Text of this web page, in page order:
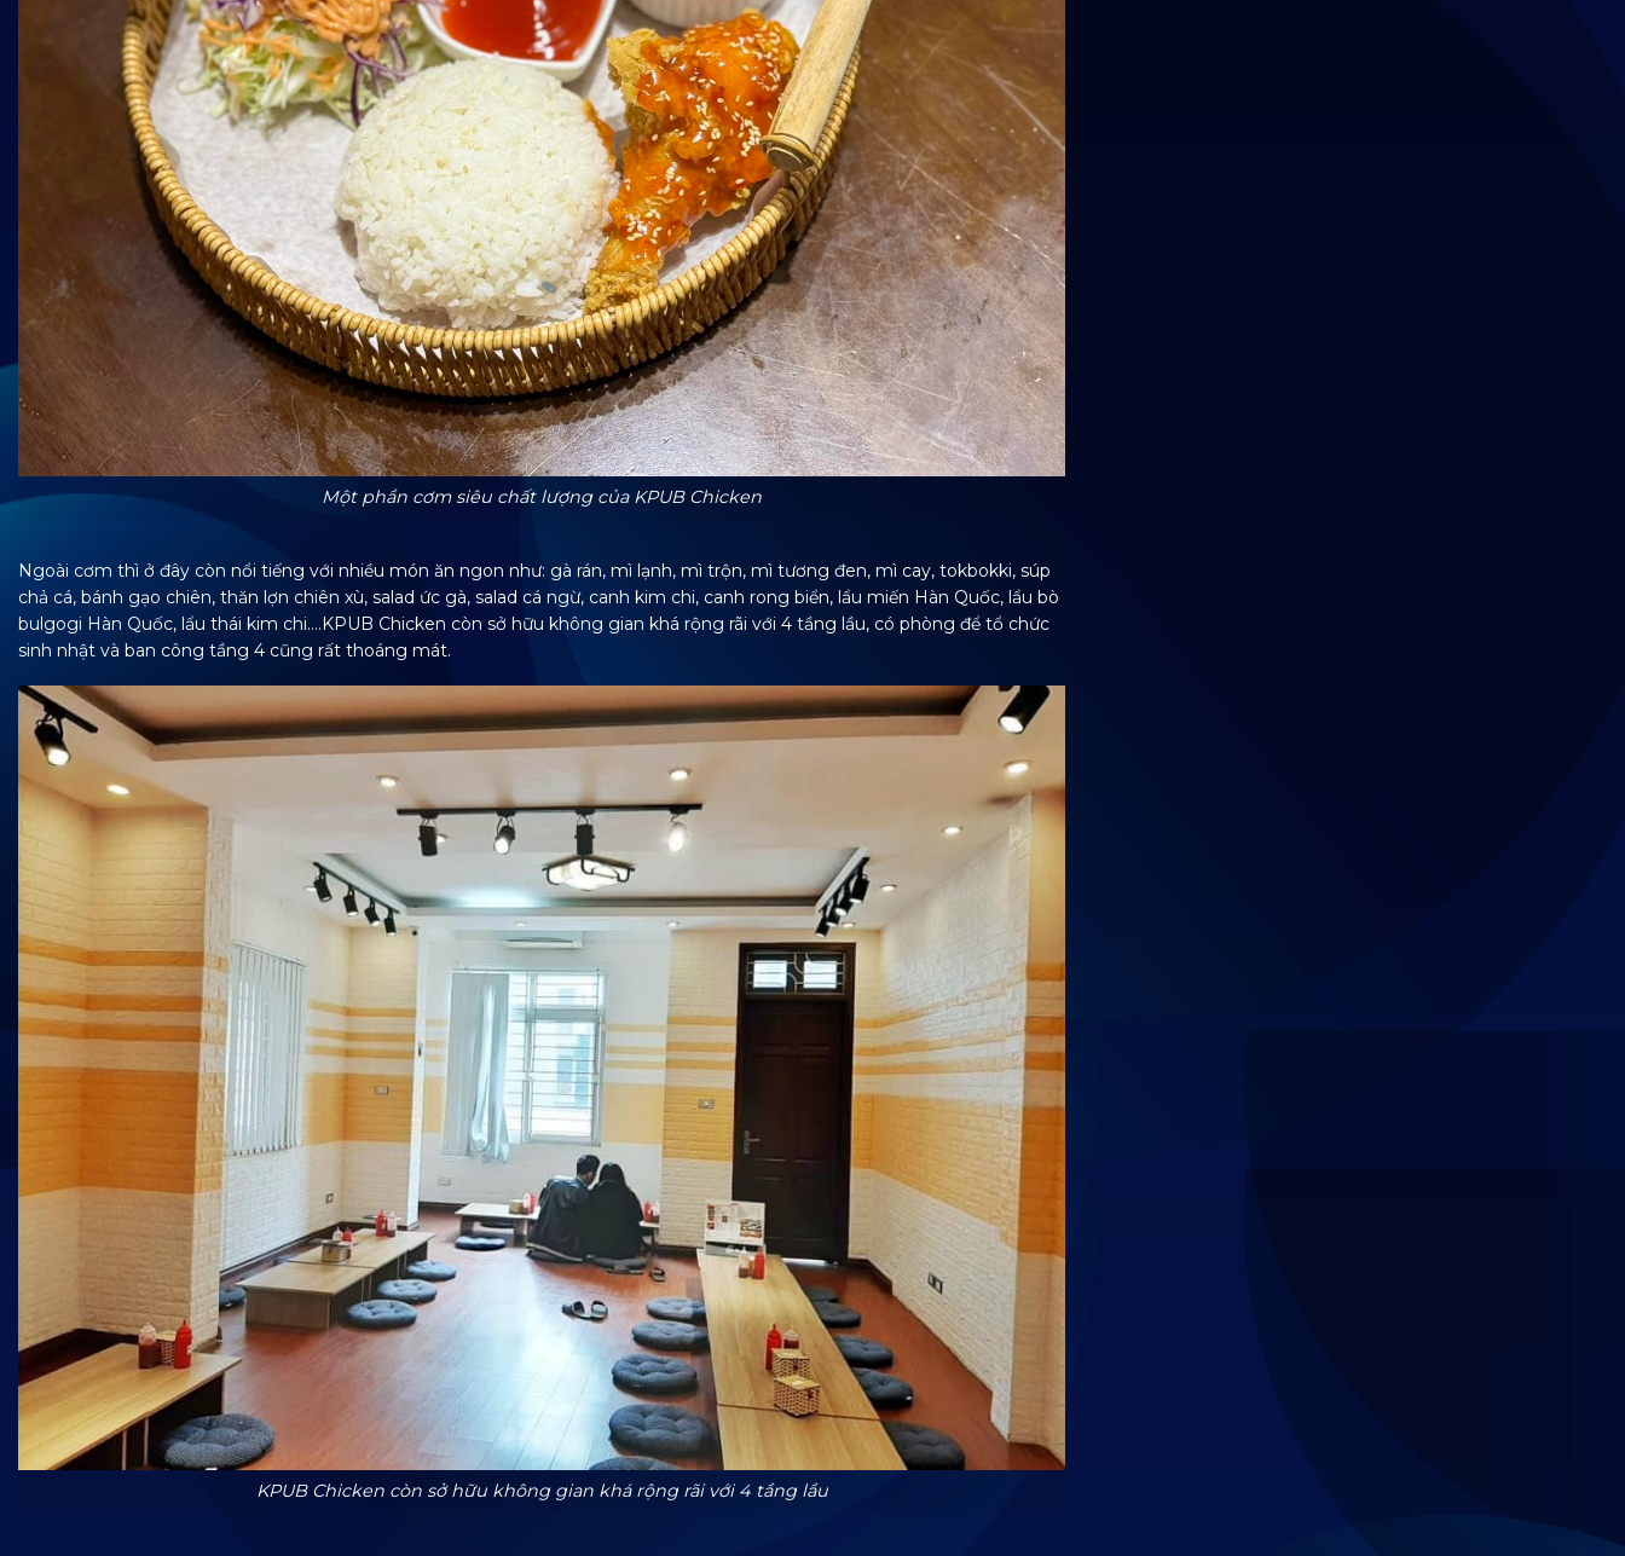
Một phần cơm siêu chất lượng của KPUB Chicken
Ngoài cơm thì ở đây còn nổi tiếng với nhiều món ăn ngon như: gà rán, mì lạnh, mì trộn, mì tương đen, mì cay, tokbokki, súp
chả cá, bánh gạo chiên, thăn lợn chiên xù, salad ức gà, salad cá ngừ, canh kim chi, canh rong biển, lẩu miến Hàn Quốc, lẩu bò
bulgogi Hàn Quốc, lẩu thái kim chi….KPUB Chicken còn sở hữu không gian khá rộng rãi với 4 tầng lầu, có phòng để tổ chức
sinh nhật và ban công tầng 4 cũng rất thoáng mát.
KPUB Chicken còn sở hữu không gian khá rộng rãi với 4 tầng lầu